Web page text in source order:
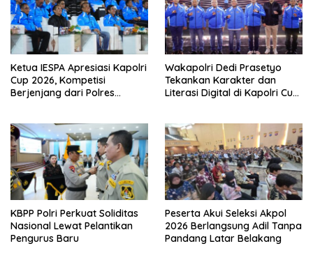
Ketua IESPA Apresiasi Kapolri
Cup 2026, Kompetisi
Berjenjang dari Polres
Wakapolri Dedi Prasetyo
Tekankan Karakter dan
Literasi Digital di Kapolri Cup
KBPP Polri Perkuat Soliditas
Nasional Lewat Pelantikan
Pengurus Baru
Peserta Akui Seleksi Akpol
2026 Berlangsung Adil Tanpa
Pandang Latar Belakang